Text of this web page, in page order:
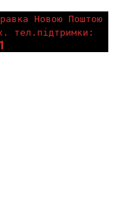
Новою Поштою
тел.підтримки: